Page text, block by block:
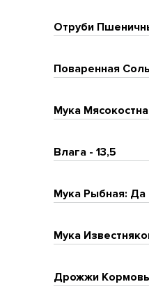
Отруби
Поваренная
Мука
Влага - 13,5
Мука Рыбная: Да
Мука
Дрожжи